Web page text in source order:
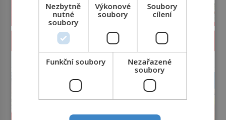
PROLISTOVAT ČASOPIS
reklama
Nezbytně
nutné
soubory
Výkonové
soubory
Soubory
cílení
Funkční soubory
Nezařazené
soubory